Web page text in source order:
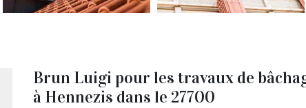
Brun Luigi pour les travaux de
à Hennezis dans le 27700